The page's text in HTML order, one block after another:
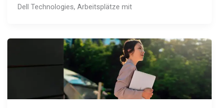
Dell Technologies, Arbeitsplätze mit